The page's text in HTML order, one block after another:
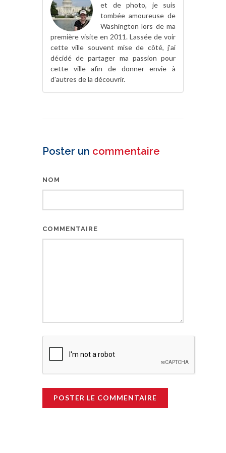
et de photo, je suis
tombée amoureuse de
Washington lors de ma
première visite en 2011. Lassée de voir
cette ville souvent mise de côté, j'ai
décidé de partager ma passion pour
cette ville afin de donner envie à
d'autres de la découvrir.
Poster un commentaire
NOM
COMMENTAIRE